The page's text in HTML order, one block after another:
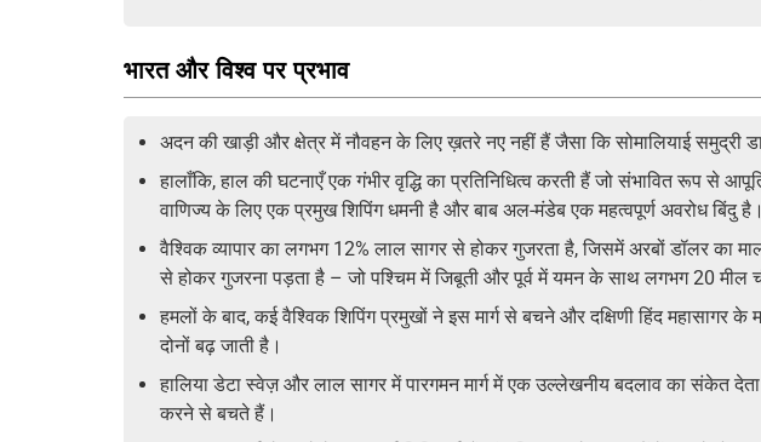
भारत और विश्व पर प्रभाव
अदन की खाड़ी और क्षेत्र में नौवहन के लिए ख़तरे नए नहीं हैं जैसा कि सोमालियाई समुद्री
हालाँकि, हाल की घटनाएँ एक गंभीर वृद्धि का प्रतिनिधित्व करती हैं जो संभावित रूप
वाणिज्य के लिए एक प्रमुख शिपिंग धमनी है और बाब अल-मंडेब एक महत्वपूर्ण अवरोध बिंदु है।
वैश्विक व्यापार का लगभग 12% लाल सागर से होकर गुजरता है, जिसमें अरबों डॉलर
से होकर गुजरना पड़ता है – जो पश्चिम में जिबूती और पूर्व में यमन के साथ लगभग 20 मील
हमलों के बाद, कई वैश्विक शिपिंग प्रमुखों ने इस मार्ग से बचने और दक्षिणी हिंद
दोनों बढ़ जाती है।
हालिया डेटा स्वेज़ और लाल सागर में पारगमन मार्ग में एक उल्लेखनीय बदलाव का संकेत
करने से बचते हैं।